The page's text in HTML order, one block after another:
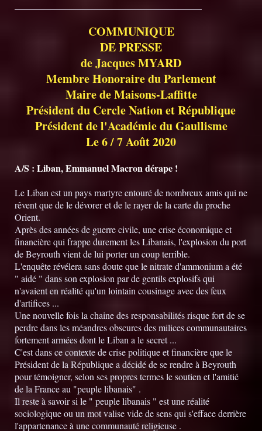
COMMUNIQUE
DE PRESSE
de Jacques MYARD
Membre Honoraire du Parlement
Maire de Maisons-Laffitte
Président du Cercle Nation et République
Président de l'Académie du Gaullisme
Le 6 / 7 Août 2020
A/S : Liban, Emmanuel Macron dérape !
Le Liban est un pays martyre entouré de nombreux amis qui ne
rêvent que de le dévorer et de le rayer de la carte du proche
Orient.
Après des années de guerre civile, une crise économique et
financière qui frappe durement les Libanais, l'explosion du port
de Beyrouth vient de lui porter un coup terrible.
L'enquête révélera sans doute que le nitrate d'ammonium a été
" aidé " dans son explosion par de gentils explosifs qui
n'avaient en réalité qu'un lointain cousinage avec des feux
d'artifices ...
Une nouvelle fois la chaine des responsabilités risque fort de se
perdre dans les méandres obscures des milices communautaires
fortement armées dont le Liban a le secret ...
C'est dans ce contexte de crise politique et financière que le
Président de la République a décidé de se rendre à Beyrouth
pour témoigner, selon ses propres termes le soutien et l'amitié
de la France au "peuple libanais" .
Il reste à savoir si le " peuple libanais " est une réalité
sociologique ou un mot valise vide de sens qui s'efface derrière
l'appartenance à une communauté religieuse .